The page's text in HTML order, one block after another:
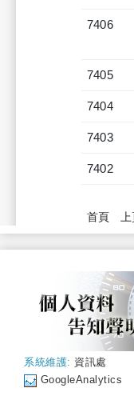
7406
7405
7404
7403
7402
首頁
系統維護: 資訊處
GoogleAnalytics